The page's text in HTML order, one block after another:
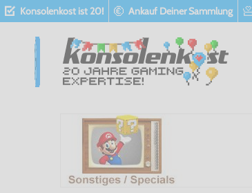
Konsolenkost ist 20! Ankauf Deiner Sammlung